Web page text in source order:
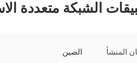
الشبكة متعددة
المنشأ الصين